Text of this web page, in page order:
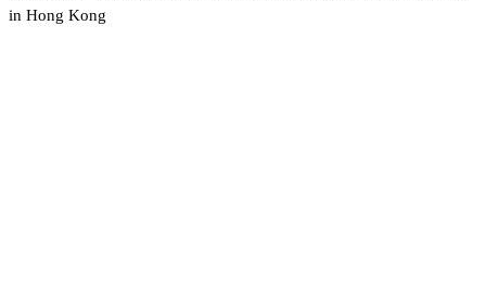
in Hong Kong